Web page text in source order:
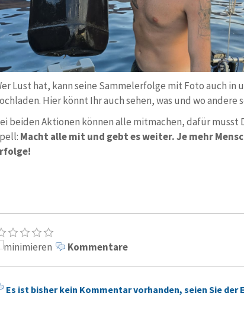
Lust hat, kann seine Sammelerfolge mit Foto auch in
Hier könnt Ihr auch sehen, was und wo andere
beiden Aktionen können alle mitmachen, dafür musst
Macht alle mit und gebt es weiter. Je mehr
Kommentare
Es ist bisher kein Kommentar vorhanden, seien Sie der